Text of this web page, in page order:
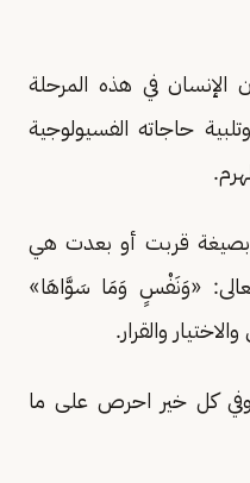
الإنسان في هذه المرحلة
حاجاته الفسيولوجية
بصيغة قربت أو بعدت هي
تعالى: «وَنَفْسٍ وَمَا سَوَّاهَا»
والقرار.
كل خير احرص على ما